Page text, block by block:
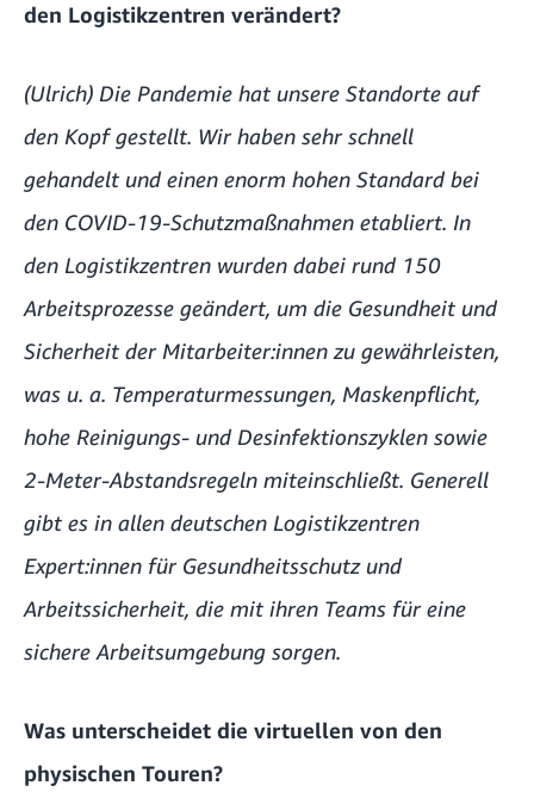
den Logistikzentren verändert?
(Ulrich) Die Pandemie hat unsere Standorte auf
den Kopf gestellt. Wir haben sehr schnell
gehandelt und einen enorm hohen Standard bei
den COVID-19-Schutzmaßnahmen etabliert. In
den Logistikzentren wurden dabei rund 150
Arbeitsprozesse geändert, um die Gesundheit und
Sicherheit der Mitarbeiter:innen zu gewährleisten,
was u. a. Temperaturmessungen, Maskenpflicht,
hohe Reinigungs- und Desinfektionszyklen sowie
2-Meter-Abstandsregeln miteinschließt. Generell
gibt es in allen deutschen Logistikzentren
Expert:innen für Gesundheitsschutz und
Arbeitssicherheit, die mit ihren Teams für eine
sichere Arbeitsumgebung sorgen.
Was unterscheidet die virtuellen von den
physischen Touren?